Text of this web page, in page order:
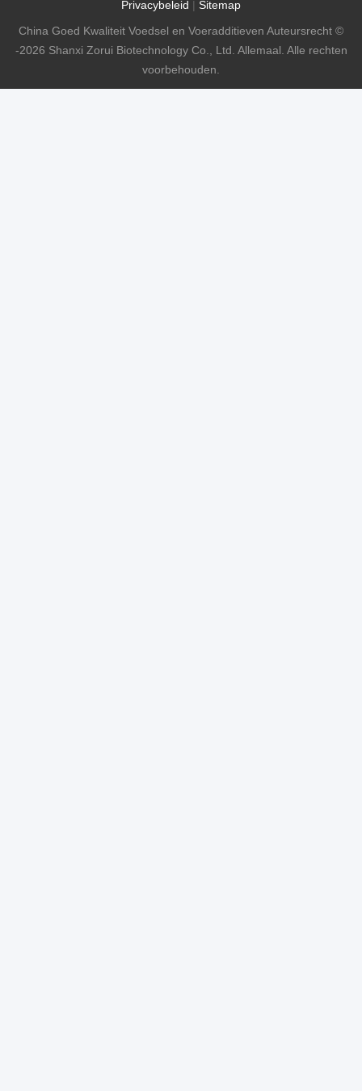
Privacybeleid | Sitemap
China Goed Kwaliteit Voedsel en Voeradditieven Auteursrecht ©
-2026 Shanxi Zorui Biotechnology Co., Ltd. Allemaal. Alle rechten
voorbehouden.